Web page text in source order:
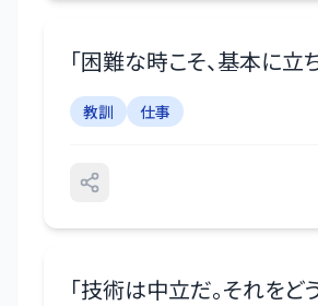
「困難な時こそ、基本に立
教訓 仕事
「技術は中立だ。それをど